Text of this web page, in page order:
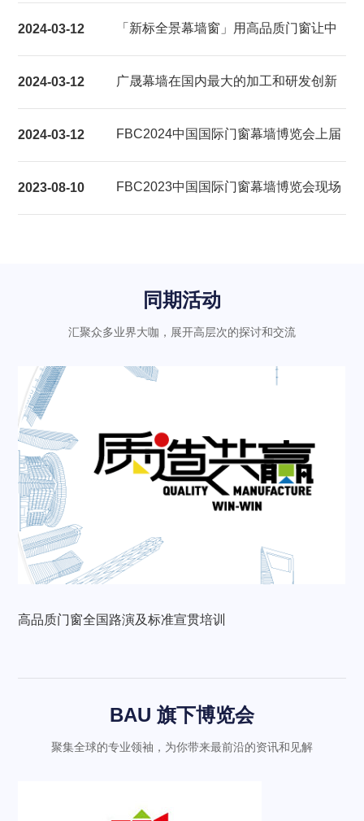
2024-03-12
「新标全景幕墙窗」用高品质门窗让中
验
2024-03-12 广晟幕墙在国内最大的加工和研发创新
2024-03-12
FBC2024中国国际门窗幕墙博览会上届
2023-08-10
FBC2023中国国际门窗幕墙博览会现场
同期活动
汇聚众多业界大咖，展开高层次的探讨和交流
高品质门窗全国路演及标准宣贯培训
BAU 旗下博览会
聚集全球的专业领袖，为你带来最前沿的资讯和见解